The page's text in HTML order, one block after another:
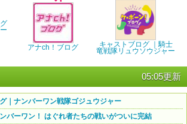
アナch！ブログ キャストブログ ｜騎士
竜戦隊リュウソウジャー
05:05更新
｜ナンバーワン戦隊ゴジュウジャー
バーワン！ はぐれ者たちの戦いがついに完結